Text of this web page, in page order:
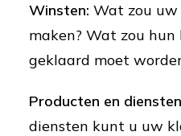
Winsten: Wat zou
maken? Wat zou
geklaard moet
Producten en
diensten kunt u uw